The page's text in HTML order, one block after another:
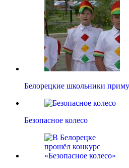
Белорецкие школьники
Безопасное колесо